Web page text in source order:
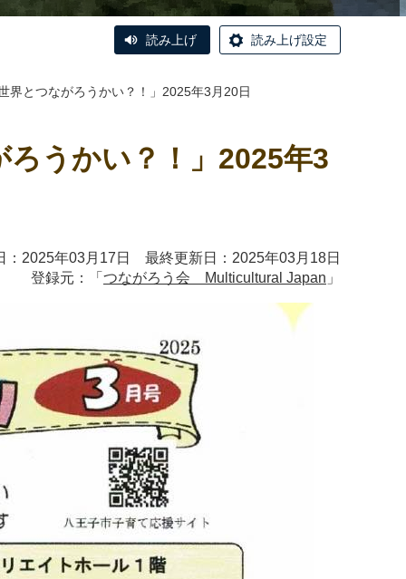
読み上げ 読み上げ設定
界とつながろうかい？！」2025年3月20日
うかい？！」2025年3
：2025年03月17日 最終更新日：2025年03月18日
登録元：「 つながろう会 Multicultural Japan 」